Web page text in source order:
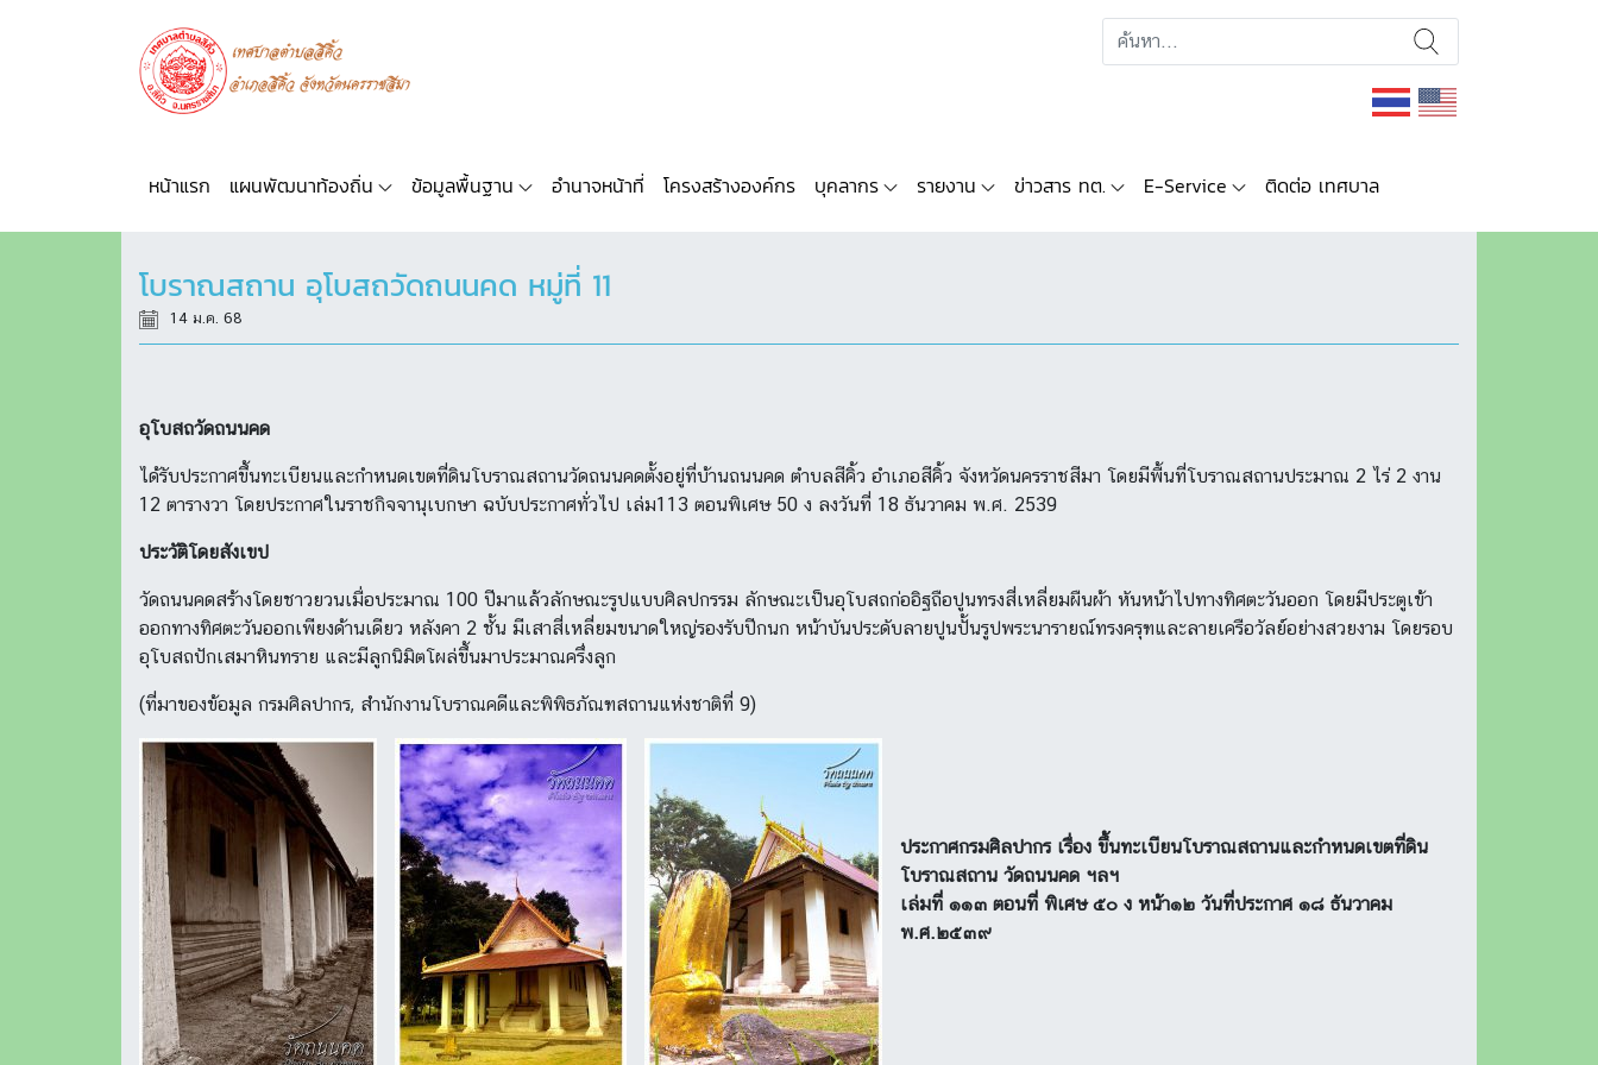
หน้าแรก แผนพัฒนาท้องถิ่น ข้อมูลพื้นฐาน อำนาจหน้าที่ โครงสร้างองค์กร บุคลากร รายงาน ข่าวสาร ทต. E-Service ติดต่อ เทศบาล
โบราณสถาน อุโบสถวัดถนนคด หมู่ที่ 11
14 ม.ค. 68
อุโบสถวัดถนนคด
ได้รับประกาศขึ้นทะเบียนและกำหนดเขตที่ดินโบราณสถานวัดถนนคดตั้งอยู่ที่บ้านถนนคด ตำบลสีคิ้ว อำเภอสีคิ้ว จังหวัดนครราชสีมา โดยมีพื้นที่โบราณสถานประมาณ 2 ไร่ 2 งาน
12 ตารางวา โดยประกาศในราชกิจจานุเบกษา ฉบับประกาศทั่วไป เล่ม113 ตอนพิเศษ 50 ง ลงวันที่ 18 ธันวาคม พ.ศ. 2539
ประวัติโดยสังเขป
วัดถนนคดสร้างโดยชาวยวนเมื่อประมาณ 100 ปีมาแล้วลักษณะรูปแบบศิลปกรรม ลักษณะเป็นอุโบสถก่ออิฐถือปูนทรงสี่เหลี่ยมผืนผ้า หันหน้าไปทางทิศตะวันออก โดยมีประตูเข้า
ออกทางทิศตะวันออกเพียงด้านเดียว หลังคา 2 ชั้น มีเสาสี่เหลี่ยมขนาดใหญ่รองรับปีกนก หน้าบันประดับลายปูนปั้นรูปพระนารายณ์ทรงครุฑและลายเครือวัลย์อย่างสวยงาม โดยรอบ
อุโบสถปักเสมาหินทราย และมีลูกนิมิตโผล่ขึ้นมาประมาณครึ่งลูก
(ที่มาของข้อมูล กรมศิลปากร, สำนักงานโบราณคดีและพิพิธภัณฑสถานแห่งชาติที่ 9)
ประกาศกรมศิลปากร เรื่อง ขึ้นทะเบียนโบราณสถานและกำหนดเขตที่ดิน
โบราณสถาน วัดถนนคด ฯลฯ
เล่มที่ ๑๑๓ ตอนที่ พิเศษ ๕๐ ง หน้า๑๒ วันที่ประกาศ ๑๘ ธันวาคม
พ.ศ.๒๕๓๙